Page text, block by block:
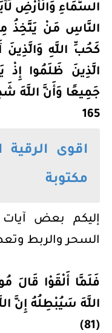
النَّاسِ مَنْ يَتَّخِذُ
كَحُبِّ اللَّهِ وَالَّذِينَ
الَّذِينَ ظَلَمُوا إِذْ
165
اقوى
مكتوبة
إليكم بعض آيات
السحر والربط
فَلَمَّا أَلْقَوْا قَالَ
اللَّهَ سَيُبْطِلُهُ إِنَّ
(81)